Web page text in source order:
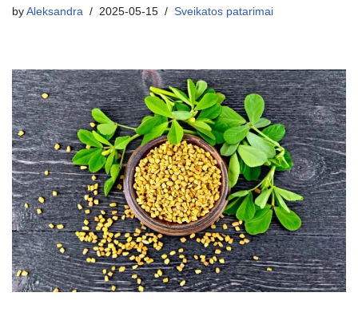
by Aleksandra 2025-05-15 Sveikatos patarimai